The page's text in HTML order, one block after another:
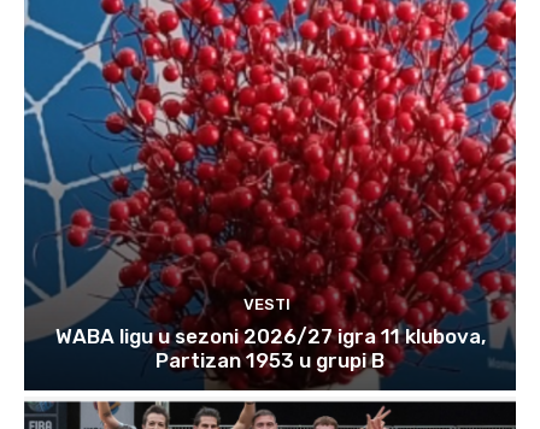
VESTI
WABA ligu u sezoni 2026/27 igra 11 klubova,
Partizan 1953 u grupi B